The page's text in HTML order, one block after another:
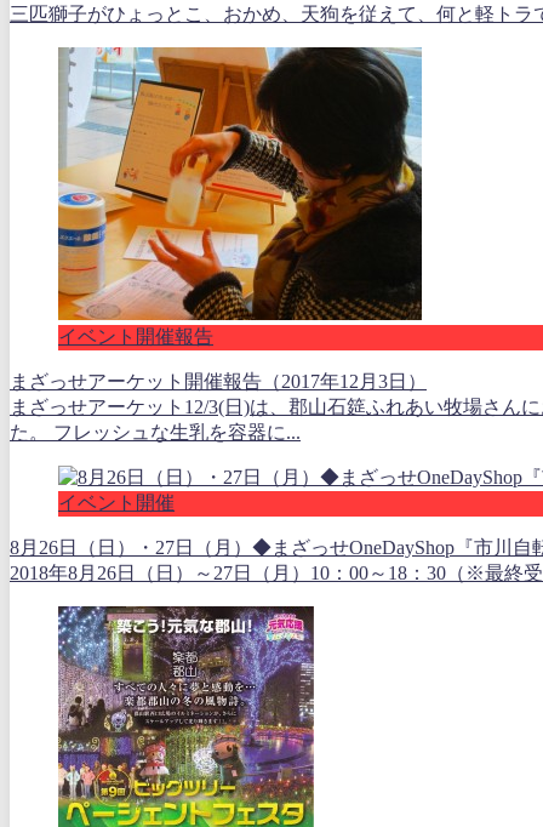
三匹獅子がひょっとこ、おかめ、天狗を従えて、何と軽ト
イベント開催報告
まざっせアーケット開催報告（2017年12月3日）
まざっせアーケット12/3(日)は、郡山石筵ふれあい牧場さん
た。 フレッシュな生乳を容器に...
イベント開催
8月26日（日）・27日（月）◆まざっせOneDayShop『市川自
2018年8月26日（日）～27日（月）10：00～18：30（※最終